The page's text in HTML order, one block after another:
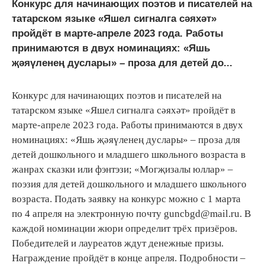
Конкурс для начинающих поэтов и писателей на
татарском языке «Яшел сигналга сәяхәт»
пройдёт в марте-апреле 2023 года. Работы
принимаются в двух номинациях: «Яшь
җәяүленең дуслары» – проза для детей до...
Конкурс для начинающих поэтов и писателей на
татарском языке «Яшел сигналга сәяхәт» пройдёт в
марте-апреле 2023 года. Работы принимаются в двух
номинациях: «Яшь җәяүленең дуслары» – проза для
детей дошкольного и младшего школьного возраста в
жанрах сказки или фэнтэзи; «Могҗизалы юллар» –
поэзия для детей дошкольного и младшего школьного
возраста. Подать заявку на конкурс можно с 1 марта
по 4 апреля на электронную почту guncbgd@mail.ru. В
каждой номинации жюри определит трёх призёров.
Победителей и лауреатов ждут денежные призы.
Награждение пройдёт в конце апреля. Подробности –